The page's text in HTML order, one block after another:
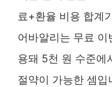
료+환율 비용 합계
어바알리는 무료 이
용돼 5천 원 수준에
절약이 가능한 셈입